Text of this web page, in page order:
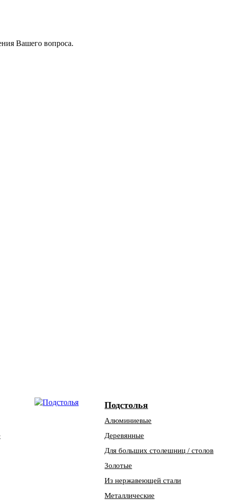
Вашего вопроса.
Подстолья
Алюминиевые
Деревянные
Для больших столешниц / столов
Золотые
Из нержавеющей стали
Металлические